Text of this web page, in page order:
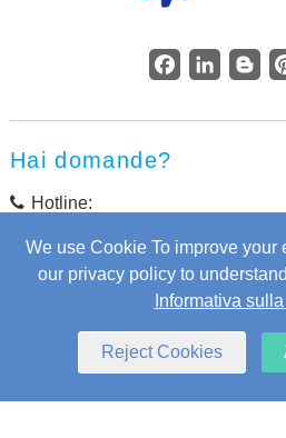
We use Cookie To improve your
our privacy policy to
Informativa
Reject Cookies
Facebook
LinkedIn
Hai domande?
Hotline:
+86 137 7117 7306
Posta elettronica:
Indirizzo: No. 9 Fukang Road,
Changzhou, provincia di Jiangsu,